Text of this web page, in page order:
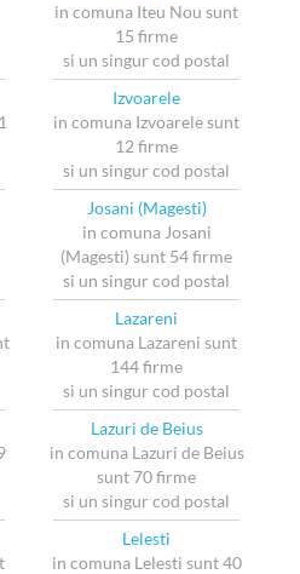
in comuna Iteu Nou sunt
15 firme
si un singur cod postal
Izvoarele
in comuna Izvoarele sunt
12 firme
si un singur cod postal
Josani (Magesti)
in comuna Josani
(Magesti) sunt 54 firme
si un singur cod postal
Lazareni
in comuna Lazareni sunt
144 firme
si un singur cod postal
Lazuri de Beius
in comuna Lazuri de Beius
sunt 70 firme
si un singur cod postal
Lelesti
in comuna Lelesti sunt 40